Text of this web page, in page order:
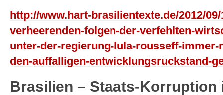
http://www.hart-brasilientexte.de/2012/
verheerenden-folgen-der-verfehlten-
unter-der-regierung-lula-rousseff-immer-
den-auffalligen-entwicklungsruckstand-
Brasilien – Staats-Korruption